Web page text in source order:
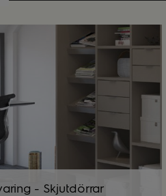
- Skjutdörrar